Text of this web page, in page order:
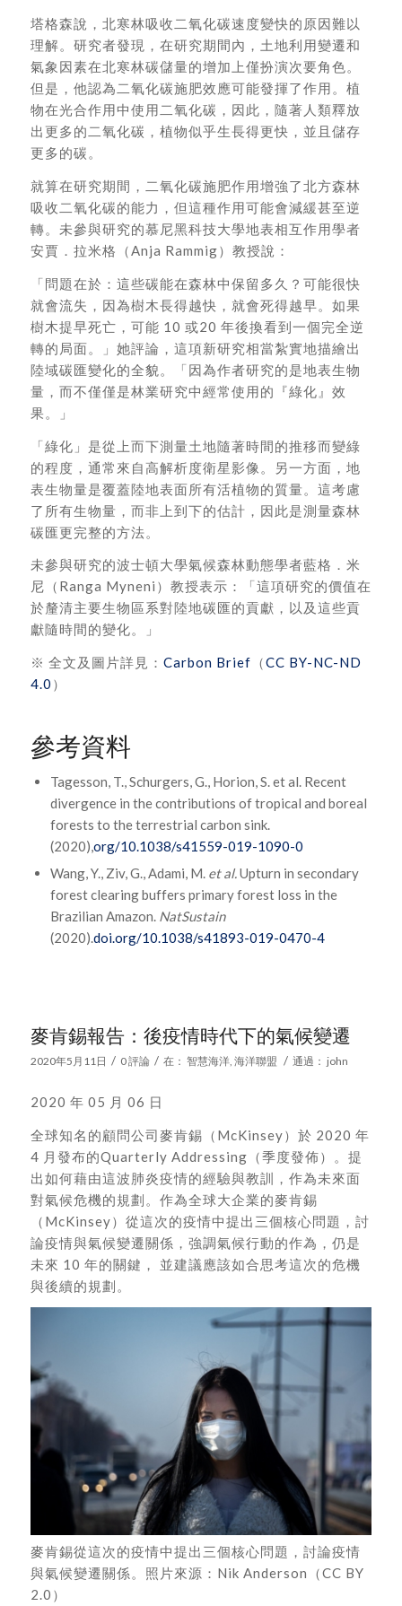
塔格森說，北寒林吸收二氧化碳速度變快的原因難以
理解。研究者發現，在研究期間內，土地利用變遷和
氣象因素在北寒林碳儲量的增加上僅扮演次要角色。
但是，他認為二氧化碳施肥效應可能發揮了作用。植
物在光合作用中使用二氧化碳，因此，隨著人類釋放
出更多的二氧化碳，植物似乎生長得更快，並且儲存
更多的碳。
就算在研究期間，二氧化碳施肥作用增強了北方森林
吸收二氧化碳的能力，但這種作用可能會減緩甚至逆
轉。未參與研究的慕尼黑科技大學地表相互作用學者
安賈．拉米格（Anja Rammig）教授說：
「問題在於：這些碳能在森林中保留多久？可能很快
就會流失，因為樹木長得越快，就會死得越早。如果
樹木提早死亡，可能 10 或20 年後換看到一個完全逆
轉的局面。」她評論，這項新研究相當紮實地描繪出
陸域碳匯變化的全貌。「因為作者研究的是地表生物
量，而不僅僅是林業研究中經常使用的『綠化』效
果。」
「綠化」是從上而下測量土地隨著時間的推移而變綠
的程度，通常來自高解析度衛星影像。另一方面，地
表生物量是覆蓋陸地表面所有活植物的質量。這考慮
了所有生物量，而非上到下的估計，因此是測量森林
碳匯更完整的方法。
未參與研究的波士頓大學氣候森林動態學者藍格．米
尼（Ranga Myneni）教授表示：「這項研究的價值在
於釐清主要生物區系對陸地碳匯的貢獻，以及這些貢
獻隨時間的變化。」
※ 全文及圖片詳見： Carbon Brief （CC BY-NC-ND
4.0 ）
參考資料
Tagesson, T., Schurgers, G., Horion, S. et al. Recent
divergence in the contributions of tropical and boreal
forests to the terrestrial carbon sink.
(2020),org/10.1038/s41559-019-1090-0
Wang, Y., Ziv, G., Adami, M. et al.Upturn in secondary
forest clearing buffers primary forest loss in the
Brazilian Amazon. NatSustain
(2020).doi.org/10.1038/s41893-019-0470-4
麥肯錫報告：後疫情時代下的氣候變遷
2020年5月11日 / 0 評論 / 在： 智慧海洋, 海洋聯盟 / 通過： john
2020 年 05 月 06 日
全球知名的顧問公司麥肯錫（McKinsey）於 2020 年
4 月發布的Quarterly Addressing（季度發佈）。提
出如何藉由這波肺炎疫情的經驗與教訓，作為未來面
對氣候危機的規劃。作為全球大企業的麥肯錫
（McKinsey）從這次的疫情中提出三個核心問題，討
論疫情與氣候變遷關係，強調氣候行動的作為，仍是
未來 10 年的關鍵， 並建議應該如合思考這次的危機
與後續的規劃。
麥肯錫從這次的疫情中提出三個核心問題，討論疫情
與氣候變遷關係。照片來源：Nik Anderson（CC BY
2.0）